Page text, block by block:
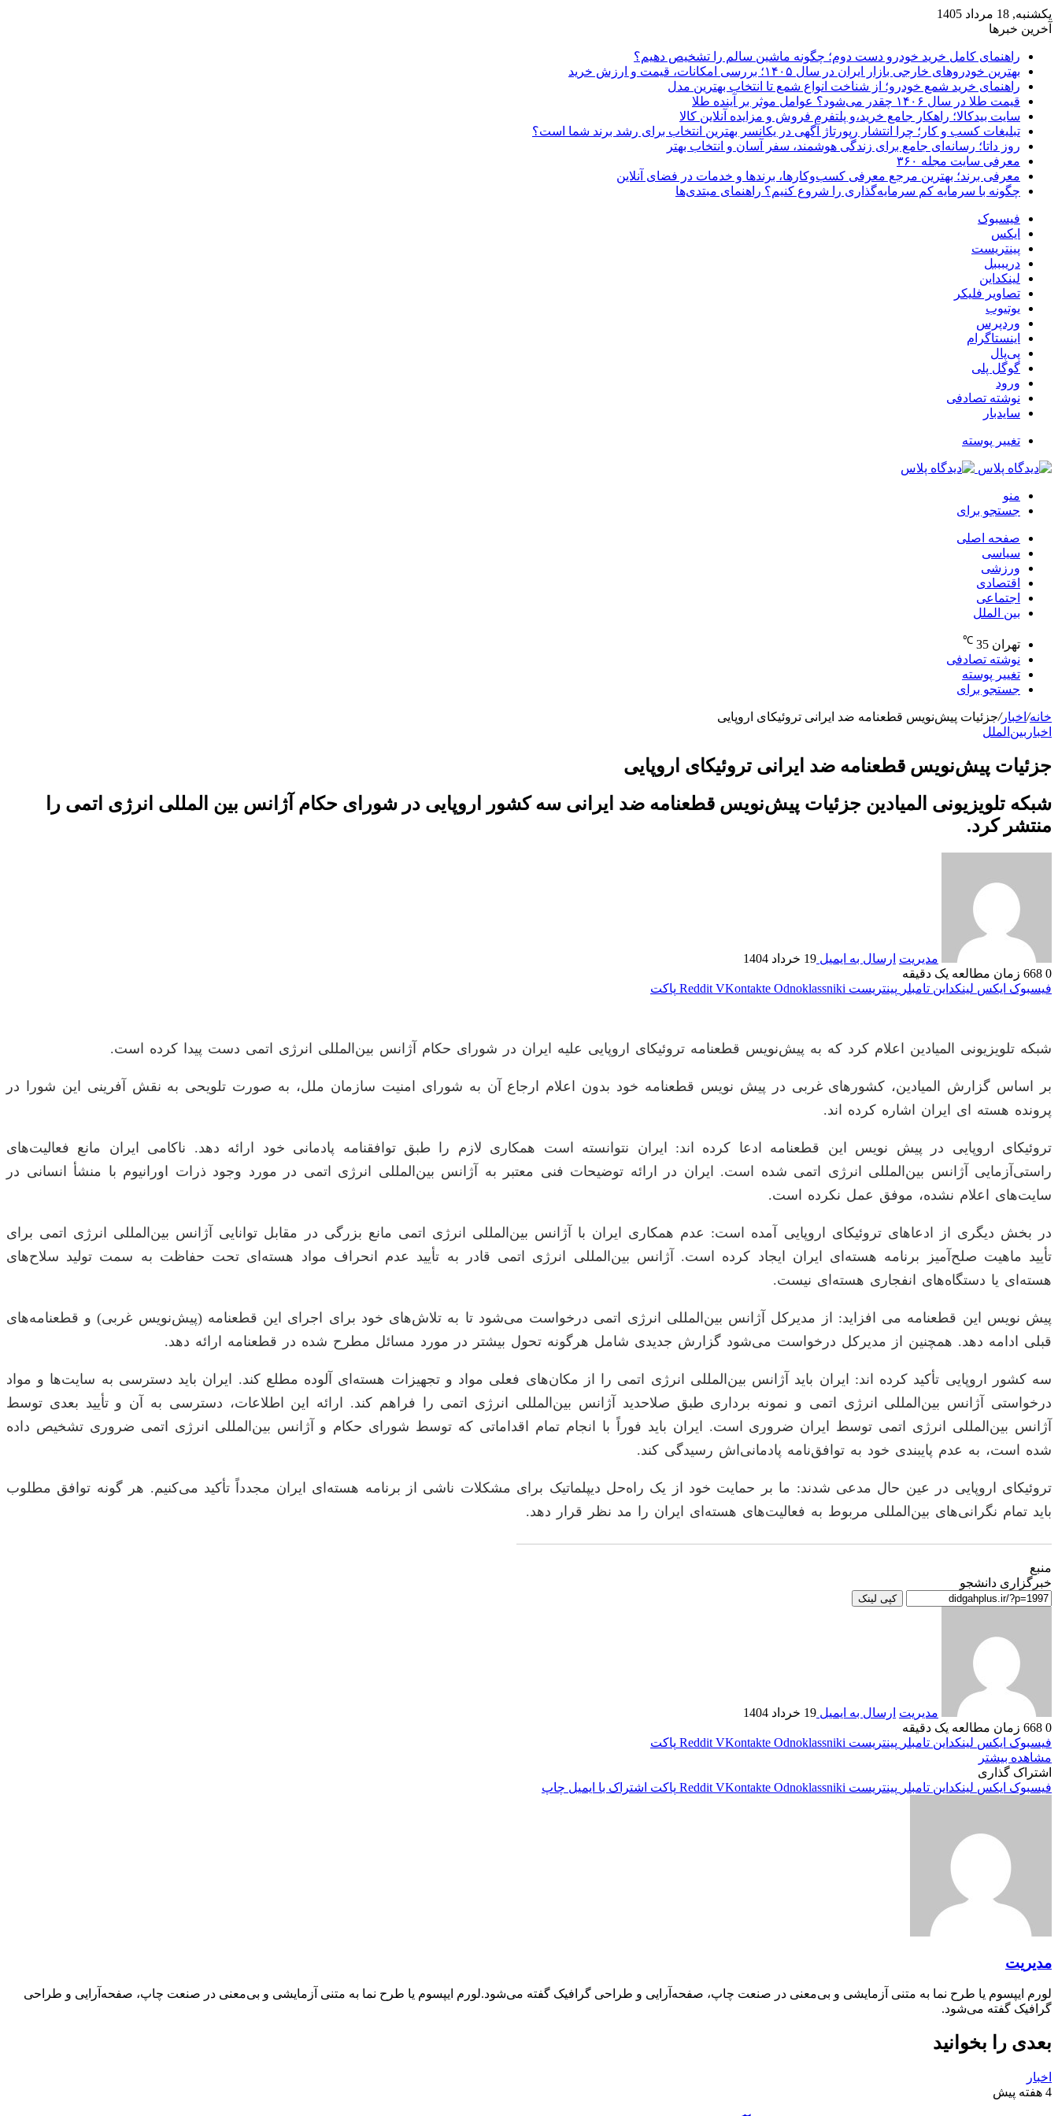
یکشنبه, 18 مرداد 1405
آخرین خبرها
راهنمای کامل خرید خودرو دست دوم؛ چگونه ماشین سالم را تشخیص دهیم؟
بهترین خودروهای خارجی بازار ایران در سال ۱۴۰۵؛ بررسی امکانات، قیمت و ارزش خرید
راهنمای خرید شمع خودرو؛ از شناخت انواع شمع تا انتخاب بهترین مدل
قیمت طلا در سال ۱۴۰۶ چقدر می‌شود؟ عوامل موثر بر آینده طلا
سایت بیدکالا؛ راهکار جامع خرید،و پلتفرم فروش و مزایده آنلاین کالا
تبلیغات کسب و کار؛ چرا انتشار رپورتاژ آگهی در یکانسر بهترین انتخاب برای رشد برند شما است؟
روز داتا؛ رسانه‌ای جامع برای زندگی هوشمند، سفر آسان و انتخاب بهتر
معرفی سایت مجله ۳۶۰
معرفی برند؛ بهترین مرجع معرفی کسب‌وکارها، برندها و خدمات در فضای آنلاین
چگونه با سرمایه کم سرمایه‌گذاری را شروع کنیم؟ راهنمای مبتدی‌ها
فیسبوک
ایکس
پینتریست
دریبببل
لینکداین
تصاویر فلیکر
یوتیوب
وردپرس
اینستاگرام
پی‌پال
گوگل پلی
ورود
نوشته تصادفی
سایدبار
تغییر پوسته
منو
جستجو برای
صفحه اصلی
سیاسی
ورزشی
اقتصادی
اجتماعی
بین الملل
تهران 35
℃
نوشته تصادفی
تغییر پوسته
جستجو برای
خانه/ اخبار/جزئیات پیش‌نویس قطعنامه ضد ایرانی تروئیکای اروپایی
اخبار بین‌الملل
جزئیات پیش‌نویس قطعنامه ضد ایرانی تروئیکای اروپایی
شبکه تلویزیونی المیادین جزئیات پیش‌نویس قطعنامه ضد ایرانی سه کشور اروپایی در شورای حکام آژانس بین المللی انرژی اتمی را
منتشر کرد.
مدیریت ارسال به ایمیل 19 خرداد 1404
0
زمان مطالعه یک دقیقه
فیسبوک ایکس لینکداین تامبلر پینتریست Reddit VKontakte Odnoklassniki پاکت
شبکه تلویزیونی المیادین اعلام کرد که به پیش‌نویس قطعنامه تروئیکای اروپایی علیه ایران در شورای حکام آژانس بین‌المللی انرژی اتمی دست پیدا کرده است.
بر اساس گزارش المیادین، کشورهای غربی در پیش نویس قطعنامه خود بدون اعلام ارجاع آن به شورای امنیت سازمان ملل، به صورت تلویحی به نقش آفرینی این شورا در
پرونده هسته ای ایران اشاره کرده اند.
تروئیکای اروپایی در پیش نویس این قطعنامه ادعا کرده اند: ایران نتوانسته است همکاری لازم را طبق توافقنامه پادمانی خود ارائه دهد. ناکامی ایران مانع فعالیت‌های
راستی‌آزمایی آژانس بین‌المللی انرژی اتمی شده است. ایران در ارائه توضیحات فنی معتبر به آژانس بین‌المللی انرژی اتمی در مورد وجود ذرات اورانیوم با منشأ انسانی در
سایت‌های اعلام نشده، موفق عمل نکرده است.
در بخش دیگری از ادعاهای تروئیکای اروپایی آمده است: عدم همکاری ایران با آژانس بین‌المللی انرژی اتمی مانع بزرگی در مقابل توانایی آژانس بین‌المللی انرژی اتمی برای
تأیید ماهیت صلح‌آمیز برنامه هسته‌ای ایران ایجاد کرده است. آژانس بین‌المللی انرژی اتمی قادر به تأیید عدم انحراف مواد هسته‌ای تحت حفاظت به سمت تولید سلاح‌های
هسته‌ای یا دستگاه‌های انفجاری هسته‌ای نیست.
پیش نویس این قطعنامه می افزاید: از مدیرکل آژانس بین‌المللی انرژی اتمی درخواست می‌شود تا به تلاش‌های خود برای اجرای این قطعنامه (پیش‌نویس غربی) و قطعنامه‌های
قبلی ادامه دهد. همچنین از مدیرکل درخواست می‌شود گزارش جدیدی شامل هرگونه تحول بیشتر در مورد مسائل مطرح شده در قطعنامه ارائه دهد.
سه کشور اروپایی تأکید کرده اند: ایران باید آژانس بین‌المللی انرژی اتمی را از مکان‌های فعلی مواد و تجهیزات هسته‌ای آلوده مطلع کند. ایران باید دسترسی به سایت‌ها و مواد
درخواستی آژانس بین‌المللی انرژی اتمی و نمونه برداری طبق صلاحدید آژانس بین‌المللی انرژی اتمی را فراهم کند. ارائه این اطلاعات، دسترسی به آن و تأیید بعدی توسط
آژانس بین‌المللی انرژی اتمی توسط ایران ضروری است. ایران باید فوراً با انجام تمام اقداماتی که توسط شورای حکام و آژانس بین‌المللی انرژی اتمی ضروری تشخیص داده
شده است، به عدم پایبندی خود به توافق‌نامه پادمانی‌اش رسیدگی کند.
تروئیکای اروپایی در عین حال مدعی شدند: ما بر حمایت خود از یک راه‌حل دیپلماتیک برای مشکلات ناشی از برنامه هسته‌ای ایران مجدداً تأکید می‌کنیم. هر گونه توافق مطلوب
باید تمام نگرانی‌های بین‌المللی مربوط به فعالیت‌های هسته‌ای ایران را مد نظر قرار دهد.
منبع
خبرگزاری دانشجو
کپی لینک
مدیریت ارسال به ایمیل 19 خرداد 1404
0
زمان مطالعه یک دقیقه
فیسبوک ایکس لینکداین تامبلر پینتریست Reddit VKontakte Odnoklassniki
پاکت
مشاهده بیشتر
اشتراک گذاری
فیسبوک ایکس لینکداین تامبلر پینتریست Reddit VKontakte Odnoklassniki پاکت اشتراک با ایمیل چاپ
مدیریت
لورم ایپسوم یا طرح‌ نما به متنی آزمایشی و بی‌معنی در صنعت چاپ، صفحه‌آرایی و طراحی گرافیک گفته می‌شود.لورم ایپسوم یا طرح‌ نما به متنی آزمایشی و بی‌معنی در صنعت چاپ، صفحه‌آرایی و طراحی
گرافیک گفته می‌شود.
بعدی را بخوانید
اخبار
4 هفته پیش